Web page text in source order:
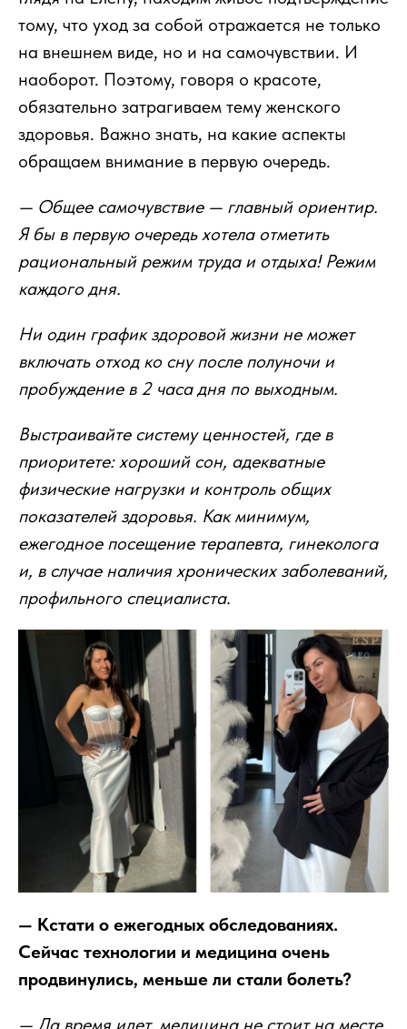
тому, что уход за собой отражается не только
на внешнем виде, но и на самочувствии. И
наоборот. Поэтому, говоря о красоте,
обязательно затрагиваем тему женского
здоровья. Важно знать, на какие аспекты
обращаем внимание в первую очередь.
— Общее самочувствие — главный ориентир.
Я бы в первую очередь хотела отметить
рациональный режим труда и отдыха! Режим
каждого дня.
Ни один график здоровой жизни не может
включать отход ко сну после полуночи и
пробуждение в 2 часа дня по выходным.
Выстраивайте систему ценностей, где в
приоритете: хороший сон, адекватные
физические нагрузки и контроль общих
показателей здоровья. Как минимум,
ежегодное посещение терапевта, гинеколога
и, в случае наличия хронических заболеваний,
профильного специалиста.
— Кстати о ежегодных обследованиях.
Сейчас технологии и медицина очень
продвинулись, меньше ли стали болеть?
— Да время идет, медицина не стоит на месте,